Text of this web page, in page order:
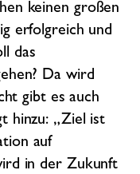
keinen großen
erfolgreich und
das
Da wird
gibt es auch
hinzu: „Ziel ist
auf
in der Zukunft